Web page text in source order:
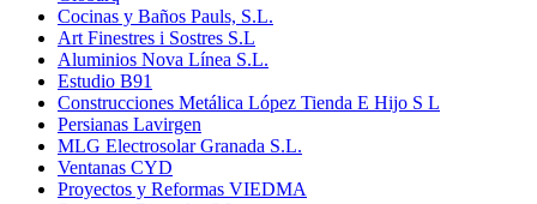
Cocinas y Baños Pauls, S.L.
Art Finestres i Sostres S.L
Aluminios Nova Línea S.L.
Estudio B91
Construcciones Metálica López Tienda E Hijo S L
Persianas Lavirgen
MLG Electrosolar Granada S.L.
Ventanas CYD
Proyectos y Reformas VIEDMA